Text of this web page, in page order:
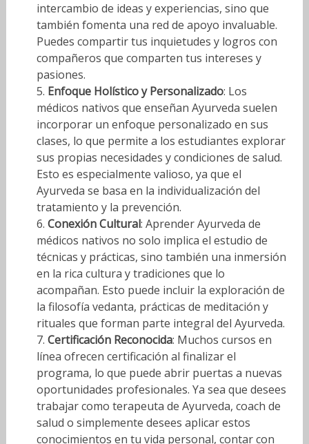
intercambio de ideas y experiencias, sino que
también fomenta una red de apoyo invaluable.
Puedes compartir tus inquietudes y logros con
compañeros que comparten tus intereses y
pasiones.
Enfoque Holístico y Personalizado: Los
médicos nativos que enseñan Ayurveda suelen
incorporar un enfoque personalizado en sus
clases, lo que permite a los estudiantes explorar
sus propias necesidades y condiciones de salud.
Esto es especialmente valioso, ya que el
Ayurveda se basa en la individualización del
tratamiento y la prevención.
Conexión Cultural: Aprender Ayurveda de
médicos nativos no solo implica el estudio de
técnicas y prácticas, sino también una inmersión
en la rica cultura y tradiciones que lo
acompañan. Esto puede incluir la exploración de
la filosofía vedanta, prácticas de meditación y
rituales que forman parte integral del Ayurveda.
Certificación Reconocida: Muchos cursos en
línea ofrecen certificación al finalizar el
programa, lo que puede abrir puertas a nuevas
oportunidades profesionales. Ya sea que desees
trabajar como terapeuta de Ayurveda, coach de
salud o simplemente desees aplicar estos
conocimientos en tu vida personal, contar con